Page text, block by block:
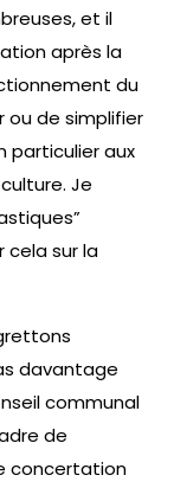
et il
après la
du
ou de simplifier
particulier aux
Je
cela sur la
davantage
communal
de
concertation